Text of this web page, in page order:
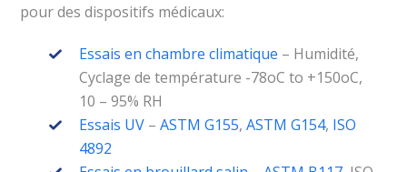
pour des dispositifs médicaux:
Essais en chambre climatique – Humidité,
Cyclage de température -78oC to +150oC,
10 – 95% RH
Essais UV– ASTM G155, ASTM G154, ISO
4892